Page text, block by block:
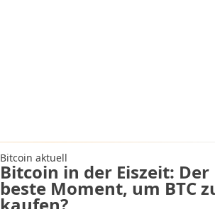
Bitcoin aktuell
Bitcoin in der Eiszeit: Der
beste Moment, um BTC